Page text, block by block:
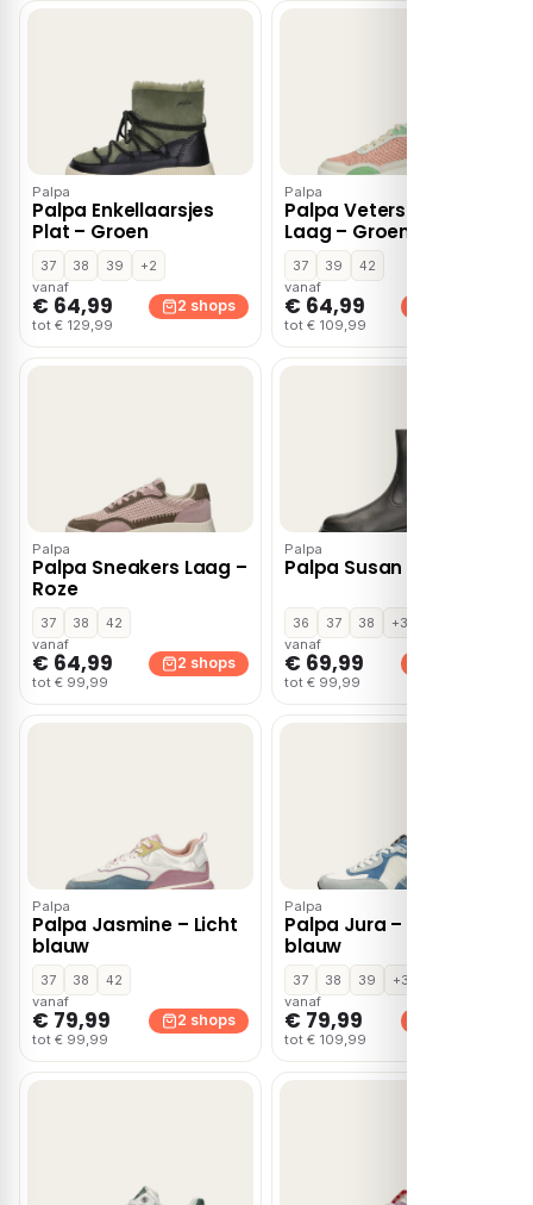
Palpa
Palpa Enkellaarsjes
Plat – Groen
37 38 39
+2
vanaf
€ 64,99
tot € 129,99
2 shops
Palpa
Palpa Veterschoenen
Laag – Groen
37 39
42
vanaf
€ 64,99
tot € 109,99
Palpa
Palpa Sneakers Laag –
Roze
37 38
42
vanaf
€ 64,99
tot € 99,99
2 shops
Palpa
Palpa Susan – Zwart
36 37 38
+3
vanaf
€ 69,99
tot € 99,99
Palpa
Palpa Jasmine – Licht
blauw
37 38
42
vanaf
€ 79,99
tot € 99,99
2 shops
Palpa
Palpa Jura – Licht
blauw
37 38 39
+3
vanaf
€ 79,99
tot € 109,99